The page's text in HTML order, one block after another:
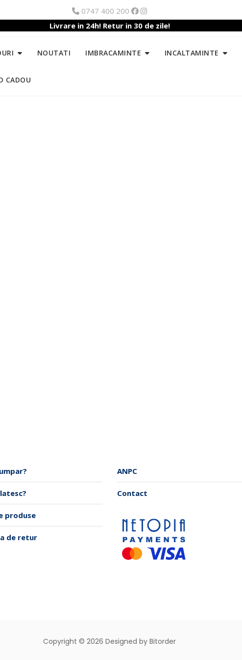
0747 400 200
Livrare in 24h! Retur in 30 de zile!
NOUTATI IMBRACAMINTE INCALTAMINTE
CADOU
produse
de retur
ANPC
Contact
Copyright © 2026 Designed by Bitorder